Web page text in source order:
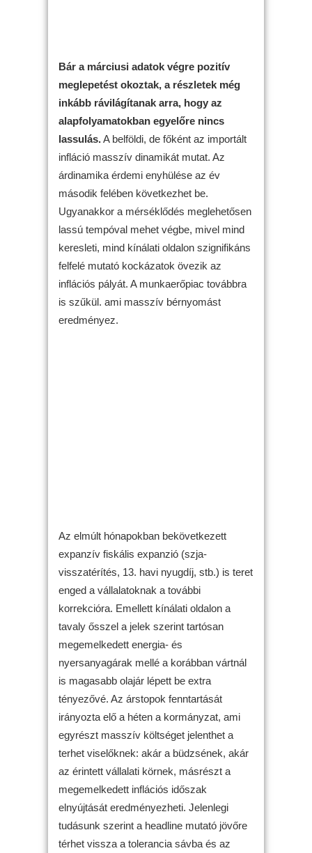
Bár a márciusi adatok végre pozitív
meglepetést okoztak, a részletek még
inkább rávilágítanak arra, hogy az
alapfolyamatokban egyelőre nincs
lassulás.A belföldi, de főként az importált
infláció masszív dinamikát mutat. Az
árdinamika érdemi enyhülése az év
második felében következhet be.
Ugyanakkor a mérséklődés meglehetősen
lassú tempóval mehet végbe, mivel mind
keresleti, mind kínálati oldalon szignifikáns
felfelé mutató kockázatok övezik az
inflációs pályát. A munkaerőpiac továbbra
is szűkül. ami masszív bérnyomást
eredményez.
Az elmúlt hónapokban bekövetkezett
expanzív fiskális expanzió (szja-
visszatérítés, 13. havi nyugdíj, stb.) is teret
enged a vállalatoknak a további
korrekcióra. Emellett kínálati oldalon a
tavaly ősszel a jelek szerint tartósan
megemelkedett energia- és
nyersanyagárak mellé a korábban vártnál
is magasabb olajár lépett be extra
tényezővé. Az árstopok fenntartását
irányozta elő a héten a kormányzat, ami
egyrészt masszív költséget jelenthet a
terhet viselőknek: akár a büdzsének, akár
az érintett vállalati körnek, másrészt a
megemelkedett inflációs időszak
elnyújtását eredményezheti. Jelenlegi
tudásunk szerint a headline mutató jövőre
térhet vissza a tolerancia sávba és az